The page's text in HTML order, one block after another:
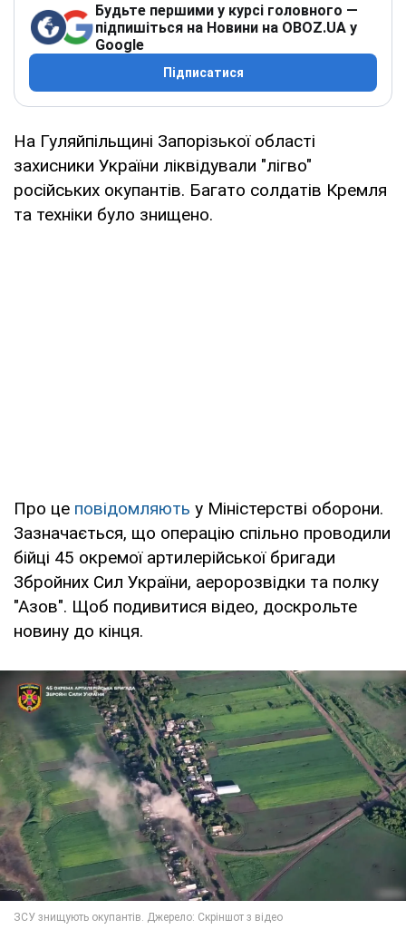
Будьте першими у курсі головного —
підпишіться на Новини на OBOZ.UA у
Google
Підписатися
На Гуляйпільщині Запорізької області
захисники України ліквідували "лігво"
російських окупантів. Багато солдатів Кремля
та техніки було знищено.
Про це повідомляють у Міністерстві оборони.
Зазначається, що операцію спільно проводили
бійці 45 окремої артилерійської бригади
Збройних Сил України, аеророзвідки та полку
"Азов". Щоб подивитися відео, доскрольте
новину до кінця.